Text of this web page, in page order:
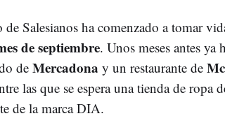
Salesianos ha comenzado a tomar
de septiembre. Unos meses antes ya
deMercadona y un restaurante de
las que se espera una tienda de
de la marca DIA.